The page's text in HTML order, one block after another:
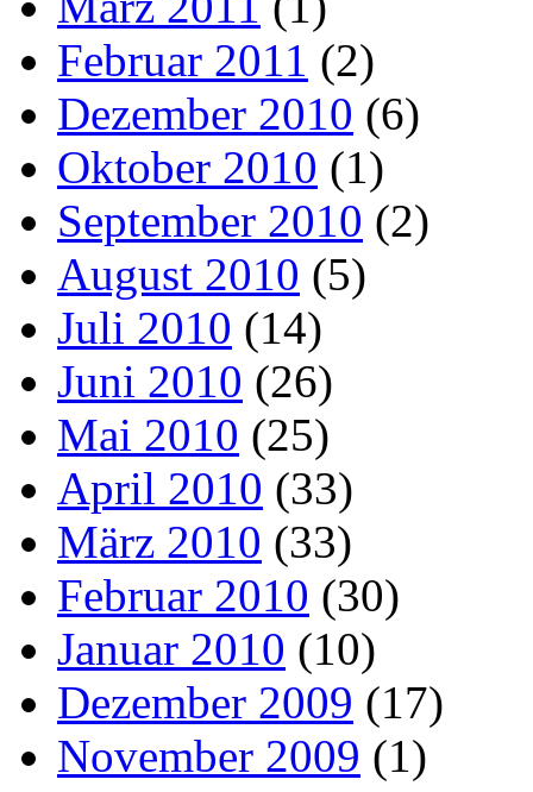
Februar 2011 (2)
Dezember 2010 (6)
Oktober 2010 (1)
September 2010 (2)
August 2010 (5)
Juli 2010 (14)
Juni 2010 (26)
Mai 2010 (25)
April 2010 (33)
März 2010 (33)
Februar 2010 (30)
Januar 2010 (10)
Dezember 2009 (17)
November 2009 (1)